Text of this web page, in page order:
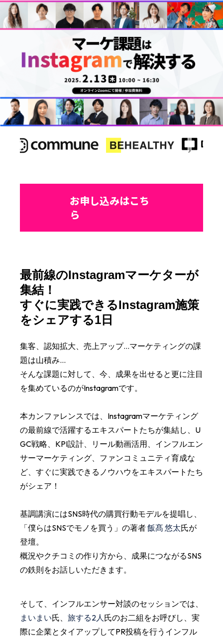
お申し込みはこち
ら
最前線のInstagramマーケターが
集結！
すぐに実践できるInstagram施策
をシェアする1日
集客、認知拡大、売上アップ…マーケティングの課
題は山積み...
そんな課題に対して、今、成果を出せると更に注目
を集めているのがInstagramです。
本カンファレンスでは、Instagramマーケティング
の最前線で活躍するエキスパートたちが集結し、U
GC戦略、KPI設計、リール動画活用、インフルエン
サーマーケティング、ファンコミュニティ育成な
ど、すぐに実践できるノウハウをエキスパートたち
がシェア！
基調講演にはSNS時代の購買行動モデルを提唱し、
「僕らはSNSでモノを買う」の著者飯髙 悠太氏が
登壇。
概況やクチコミの作り方から、成果につながるSNS
の鉄則をお話しいただきます。
そして、インフルエンサー対談のセッションでは、
まいまい氏、 旅する2人氏のお二組をお呼びし、実
際に企業とタイアップしてPR投稿を行うインフル